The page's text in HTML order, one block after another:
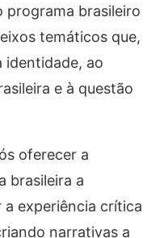
programa brasileiro
temáticos que,
identidade, ao
e à questão
oferecer a
brasileira a
experiência crítica
narrativas a